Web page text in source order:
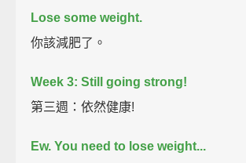
Lose some weight.
你該減肥了。
Week 3: Still going strong!
第三週：依然健康!
Ew. You need to lose weight...